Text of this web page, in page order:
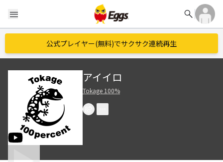
menu search
公式プレイヤー(無料)でサクサク連続再生
アイイロ
Tokage 100%